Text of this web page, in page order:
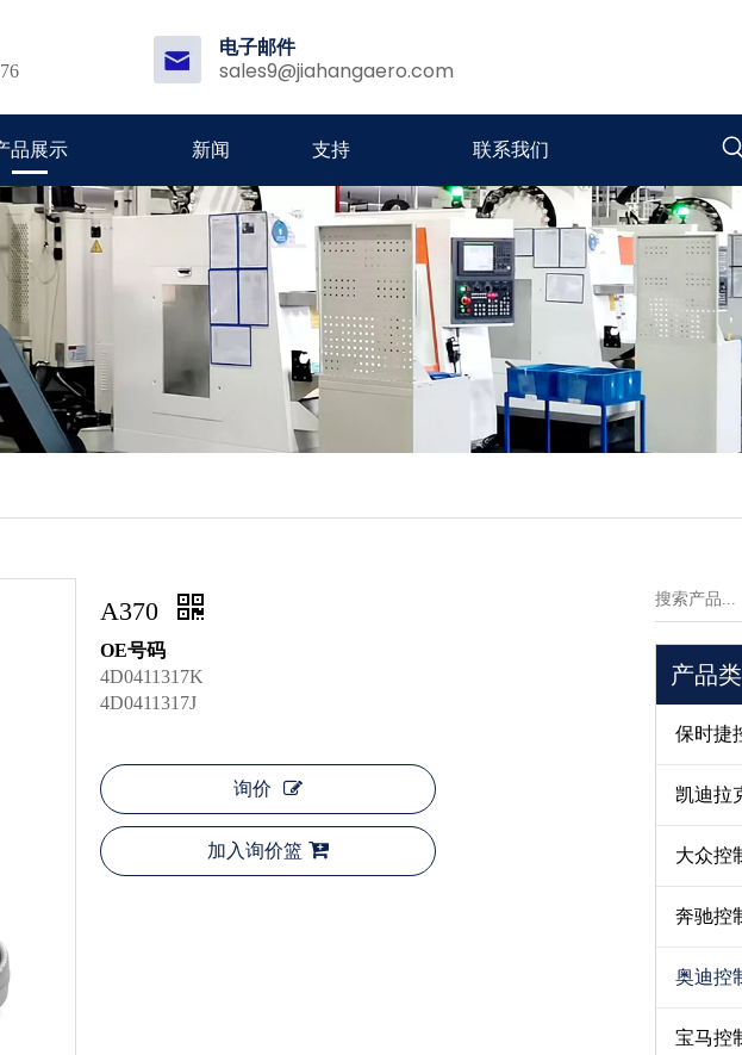
电子邮件
sales9@jiahangaero.com
品展示 新闻 支持 联系我们
A370
OE号码
4D0411317K
4D0411317J
询价
加入询价篮
产品
保时捷
凯迪拉
大众控
奔驰控
奥迪控
宝马控